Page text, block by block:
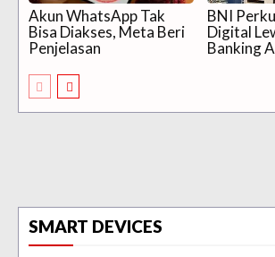
Akun WhatsApp Tak
Bisa Diakses, Meta Beri
Penjelasan
BNI
Digital
Banking
SMART DEVICES